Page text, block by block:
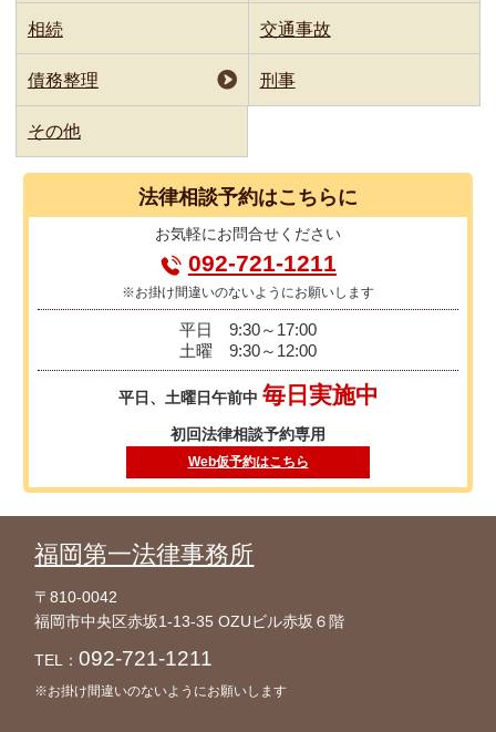
相続 交通事故
債務整理 刑事
その他
法律相談予約はこちらに
お気軽にお問合せください
092-721-1211
※お掛け間違いのないようにお願いします
平日
9:30～17:00
土曜
9:30～12:00
平日、土曜日午前中 毎日実施中
初回法律相談予約専用
Web仮予約はこちら
福岡第一法律事務所
〒810-0042
福岡市中央区赤坂1-13-35 OZUビル赤坂６階
TEL：092-721-1211
※お掛け間違いのないようにお願いします